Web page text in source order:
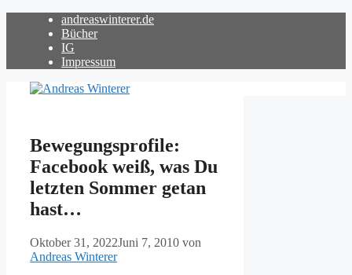
andreaswinterer.de
Bücher
IG
Impressum
Bewegungsprofile:
Facebook weiß, was Du
letzten Sommer getan
hast…
Oktober 31, 2022Juni 7, 2010 von
Andreas Winterer